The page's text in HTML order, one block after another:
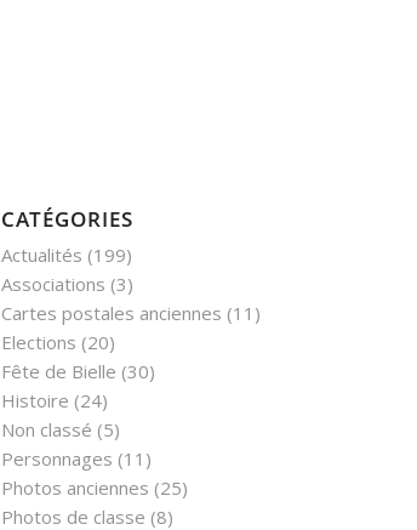
CATÉGORIES
Actualités (199)
Associations (3)
Cartes postales anciennes (11)
Elections (20)
Fête de Bielle (30)
Histoire (24)
Non classé (5)
Personnages (11)
Photos anciennes (25)
Photos de classe (8)